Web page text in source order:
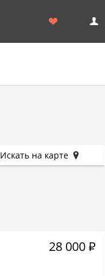
28 000Р
Искать на карте